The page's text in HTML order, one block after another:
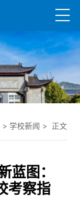
> 学校新闻 > 正文
蓝图：
考察指